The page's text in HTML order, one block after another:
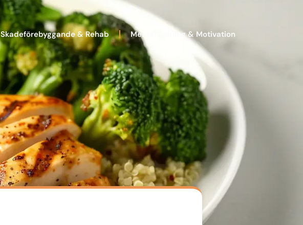
Skadeförebyggande & Rehab Mental Träning & Motivation